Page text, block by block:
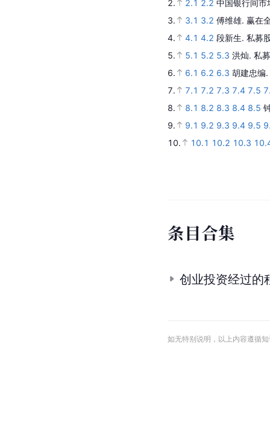
2.
2.1 2.2 中国银行间
3.
3.1 3.2 傅维雄. 赢在
4.
4.1 4.2 段新生. 私募
5.
5.1 5.2 5.3 洪灿. 私
6.
6.1 6.2 6.3 胡建忠编.
7.
7.1 7.2 7.3 7.4 7.5
8.
8.1 8.2 8.3 8.4 8.5
9.
9.1 9.2 9.3 9.4 9.5
10.
10.1 10.2 10.3
条目合集
创业投资经过的
如无特别说明，以上内容遵循